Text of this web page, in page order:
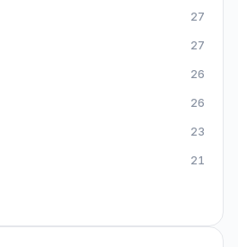
27
27
26
26
23
21